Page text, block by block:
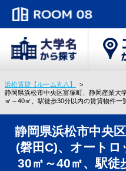
浜松賃貸【ルーム丸八】
静岡県浜松市中央区富塚町、静岡産業大
㎡～40㎡、駅徒歩30分以内の賃貸物件一
静岡県浜松市中央
(磐田C)、オートロ
30㎡～40㎡、駅徒